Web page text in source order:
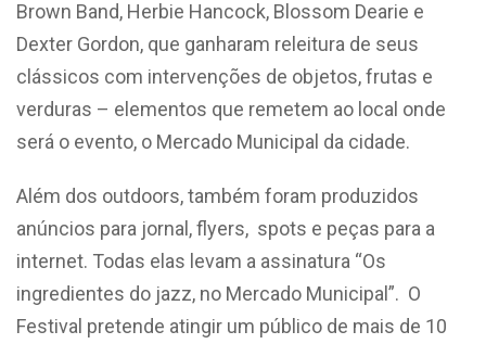
Brown Band, Herbie Hancock, Blossom Dearie e
Dexter Gordon, que ganharam releitura de seus
clássicos com intervenções de objetos, frutas e
verduras – elementos que remetem ao local onde
será o evento, o Mercado Municipal da cidade.
Além dos outdoors, também foram produzidos
anúncios para jornal, flyers, spots e peças para a
internet. Todas elas levam a assinatura “Os
ingredientes do jazz, no Mercado Municipal”. O
Festival pretende atingir um público de mais de 10